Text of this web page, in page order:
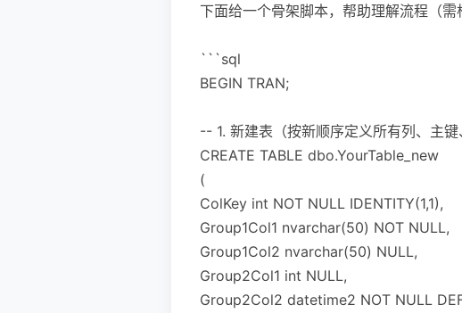
下面给一个骨架脚本，帮助理解流程（需
```sql
BEGIN TRAN;
-- 1. 新建表（按新顺序定义所有列、主键
CREATE TABLE dbo.YourTable_new
(
ColKey int NOT NULL IDENTITY(1,1),
Group1Col1 nvarchar(50) NOT NULL,
Group1Col2 nvarchar(50) NULL,
Group2Col1 int NULL,
Group2Col2 datetime2 NOT NULL